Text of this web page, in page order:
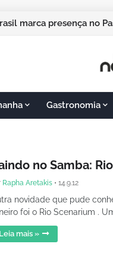
marca presença no
Gastronomia
no Samba:
Rapha Aretakis • 14.9.12
novidade que pude
foi o Rio Scenarium .
Leia mais »